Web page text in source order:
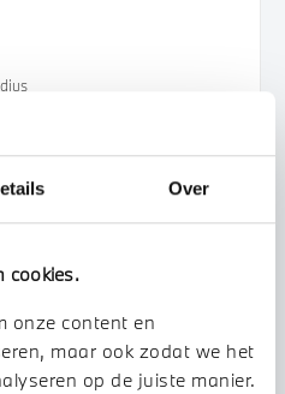
Over
cookies.
onze content en
maar ook zodat we het
op de juiste manier.